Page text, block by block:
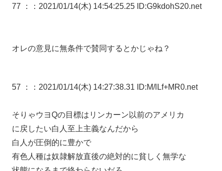
77 ： ：2021/01/14(木) 14:54:25.25 ID:G9kdohS20.net
オレの意見に無条件で賛同するとかじゃね？
57 ： ：2021/01/14(木) 14:27:38.31 ID:M/lLf+MR0.net
そりゃウヨQの目標はリンカーン以前のアメリカ
に戻したい白人至上主義なんだから
白人が圧倒的に豊かで
有色人種は奴隷解放直後の絶対的に貧しく無学な